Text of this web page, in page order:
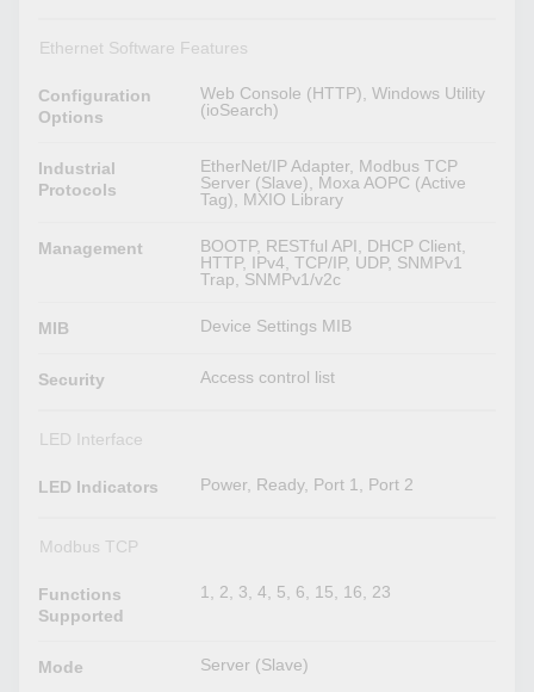
Ethernet Software Features
Configuration
Options
Web Console (HTTP), Windows Utility
(ioSearch)
Industrial
Protocols
EtherNet/IP Adapter, Modbus TCP
Server (Slave), Moxa AOPC (Active
Tag), MXIO Library
Management
BOOTP, RESTful API, DHCP Client,
HTTP, IPv4, TCP/IP, UDP, SNMPv1
Trap, SNMPv1/v2c
MIB Device Settings MIB
Security Access control list
LED Interface
LED Indicators Power, Ready, Port 1, Port 2
Modbus TCP
Functions
Supported
1, 2, 3, 4, 5, 6, 15, 16, 23
Mode Server (Slave)